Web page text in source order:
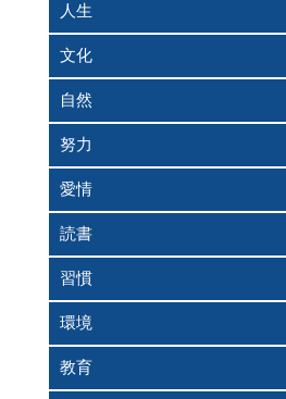
人生
文化
自然
努力
愛情
読書
習慣
環境
教育